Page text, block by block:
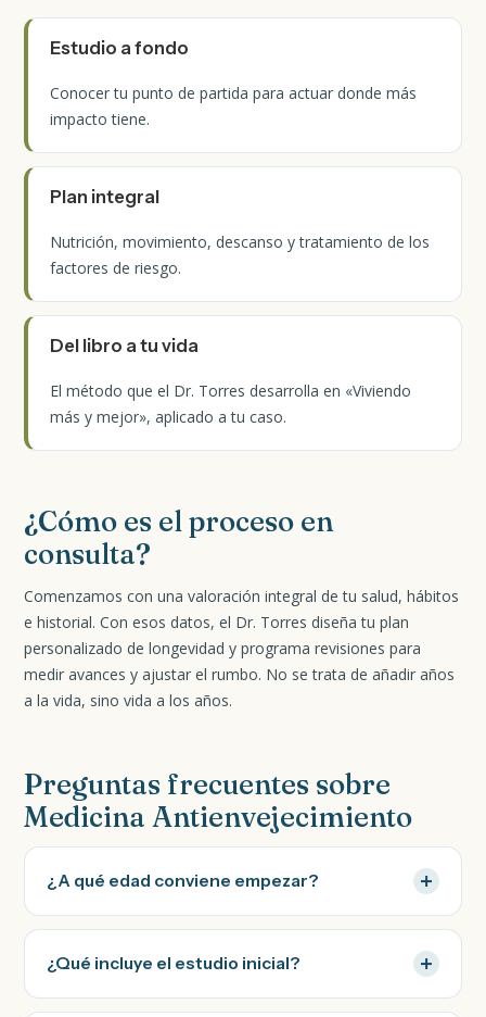
Estudio a fondo
Conocer tu punto de partida para actuar donde más
impacto tiene.
Plan integral
Nutrición, movimiento, descanso y tratamiento de los
factores de riesgo.
Del libro a tu vida
El método que el Dr. Torres desarrolla en «Viviendo
más y mejor», aplicado a tu caso.
¿Cómo es el proceso en
consulta?
Comenzamos con una valoración integral de tu salud, hábitos
e historial. Con esos datos, el Dr. Torres diseña tu plan
personalizado de longevidad y programa revisiones para
medir avances y ajustar el rumbo. No se trata de añadir años
a la vida, sino vida a los años.
Preguntas frecuentes sobre
Medicina Antienvejecimiento
¿A qué edad conviene empezar?
¿Qué incluye el estudio inicial?